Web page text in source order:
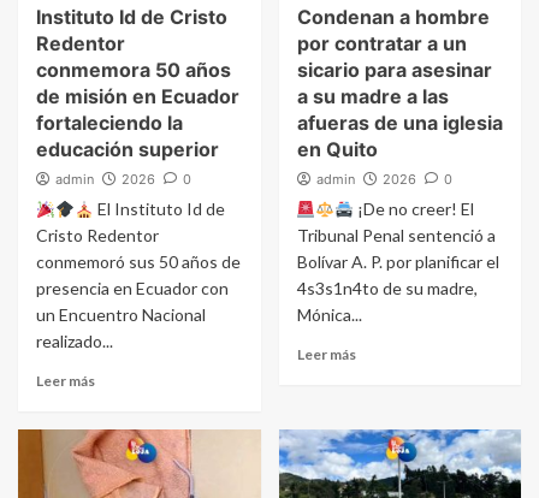
Instituto Id de Cristo
Redentor
conmemora 50 años
de misión en Ecuador
fortaleciendo la
educación superior
admin 2026 0
El Instituto Id de
Cristo Redentor
conmemoró sus 50 años de
presencia en Ecuador con
un Encuentro Nacional
realizado...
Leer más
Condenan a hombre
por contratar a un
sicario para asesinar
a su madre a las
afueras de una iglesia
en Quito
admin 2026 0
¡De no creer! El
Tribunal Penal sentenció a
Bolívar A. P. por planificar el
4s3s1n4to de su madre,
Mónica...
Leer más